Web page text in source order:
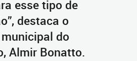
esse tipo de
destaca o
do
Almir Bonatto.